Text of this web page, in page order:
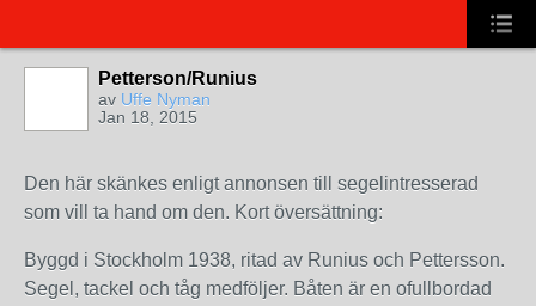
Petterson/Runius
av Uffe Nyman
Jan 18, 2015
Den här skänkes enligt annonsen till segelintresserad
som vill ta hand om den. Kort översättning:
Byggd i Stockholm 1938, ritad av Runius och Pettersson.
Segel, tackel och tåg medföljer. Båten är en ofullbordad